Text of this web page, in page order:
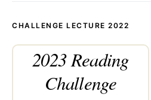
CHALLENGE LECTURE 2022
2023 Reading
Challenge